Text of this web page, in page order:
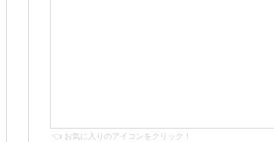
👈 お気に入りのアイコンをクリック！